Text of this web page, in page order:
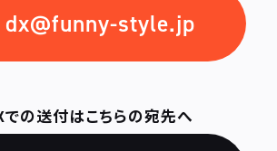
dx@funny-style.jp
での送付はこちらの宛先へ